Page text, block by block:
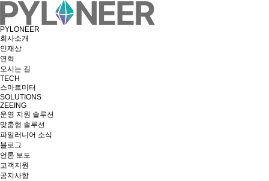
PYLONEER
회사소개
인재상
연혁
오시는 길
TECH
스마트미터
SOLUTIONS
ZEEING
운영 지원 솔루션
맞춤형 솔루션
파일러니어 소식
블로그
언론 보도
고객지원
공지사항